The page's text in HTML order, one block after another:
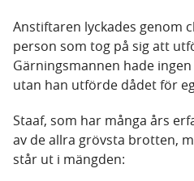
Anstiftaren lyckades genom
person som tog på sig att
Gärningsmannen hade
utan han utförde dådet för
Staaf, som har många års
av de allra grövsta brotten,
står ut i mängden: